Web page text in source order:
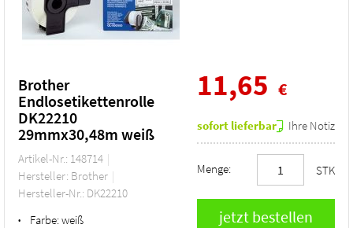
Brother
Endlosetikettenrolle
DK22210
29mmx30,48m weiß
Artikel-Nr.: 148714
Hersteller: Brother
Hersteller-Nr.: DK22210
• Farbe:weiß
11,65 €
sofort lieferbar Ihre Notiz
Menge: STK